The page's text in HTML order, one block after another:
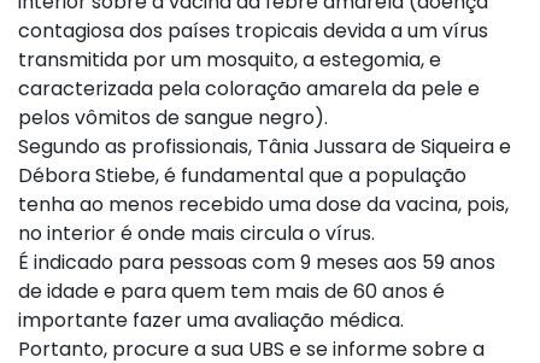
contagiosa dos países tropicais devida a um vírus
transmitida por um mosquito, a estegomia, e
caracterizada pela coloração amarela da pele e
pelos vômitos de sangue negro).
Segundo as profissionais, Tânia Jussara de Siqueira e
Débora Stiebe, é fundamental que a população
tenha ao menos recebido uma dose da vacina, pois,
no interior é onde mais circula o vírus.
É indicado para pessoas com 9 meses aos 59 anos
de idade e para quem tem mais de 60 anos é
importante fazer uma avaliação médica.
Portanto, procure a sua UBS e se informe sobre a